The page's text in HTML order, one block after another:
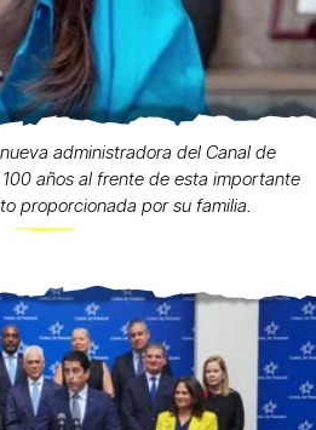
administradora del Canal de
años al frente de esta importante
proporcionada por su familia.